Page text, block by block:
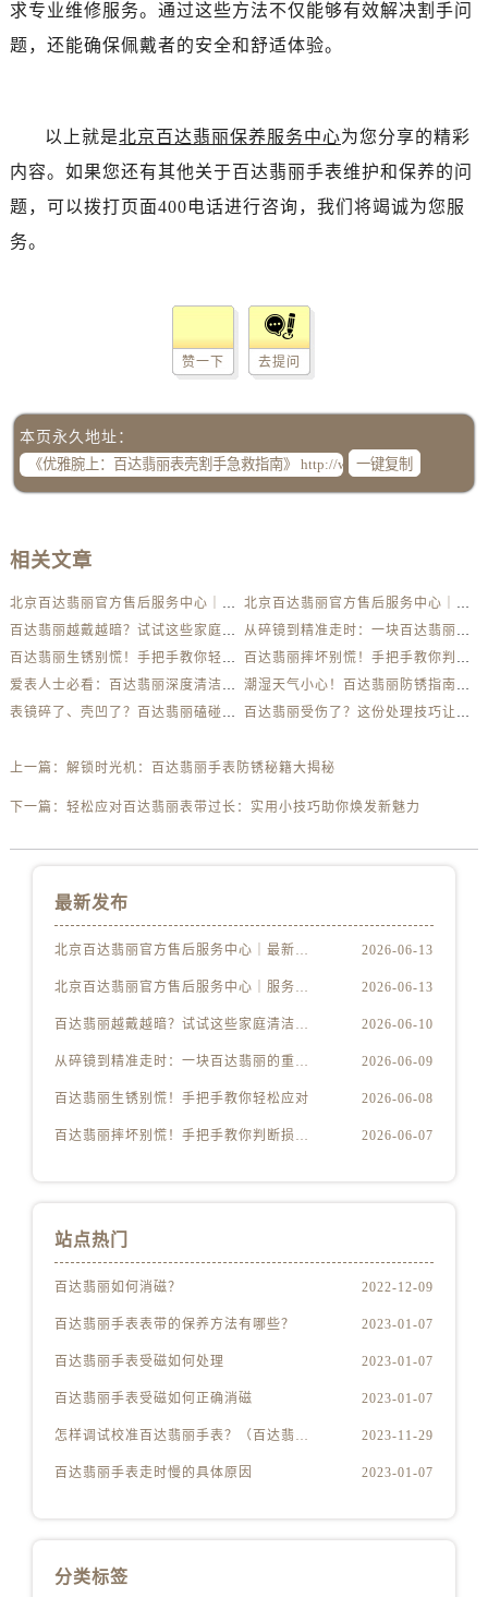
求专业维修服务。通过这些方法不仅能够有效解决割手问
题，还能确保佩戴者的安全和舒适体验。
以上就是北京百达翡丽保养服务中心为您分享的精彩
内容。如果您还有其他关于百达翡丽手表维护和保养的问
题，可以拨打页面400电话进行咨询，我们将竭诚为您服
务。
赞一下 去提问
本页永久地址：
一键复制
相关文章
北京百达翡丽官方售后服务中心｜最新电话及地址权威信息公示（2026年6月最新）
北京百达翡丽官方售后服务中心｜服务热线及办公地址权威信息公示（2026年6月最新）
百达翡丽越戴越暗？试试这些家庭清洁妙招
从碎镜到精准走时：一块百达翡丽的重生之路
百达翡丽生锈别慌！手把手教你轻松应对
百达翡丽摔坏别慌！手把手教你判断损伤程度
爱表人士必看：百达翡丽深度清洁与日常养护全解析
潮湿天气小心！百达翡丽防锈指南助你安心佩戴
表镜碎了、壳凹了？百达翡丽磕碰急救指南来了
百达翡丽受伤了？这份处理技巧让你省下大几千
上一篇： 解锁时光机：百达翡丽手表防锈秘籍大揭秘
下一篇： 轻松应对百达翡丽表带过长：实用小技巧助你焕发新魅力
最新发布
北京百达翡丽官方售后服务中心｜最新电话及地址权威信息公示（2026年6月最新） 2026-06-13
北京百达翡丽官方售后服务中心｜服务热线及办公地址权威信息公示（2026年6月最新） 2026-06-13
百达翡丽越戴越暗？试试这些家庭清洁妙招 2026-06-10
从碎镜到精准走时：一块百达翡丽的重生之路 2026-06-09
百达翡丽生锈别慌！手把手教你轻松应对 2026-06-08
百达翡丽摔坏别慌！手把手教你判断损伤程度 2026-06-07
站点热门
百达翡丽如何消磁？ 2022-12-09
百达翡丽手表表带的保养方法有哪些？ 2023-01-07
百达翡丽手表受磁如何处理 2023-01-07
百达翡丽手表受磁如何正确消磁 2023-01-07
怎样调试校准百达翡丽手表？（百达翡丽手表的调试校准方法） 2023-11-29
百达翡丽手表走时慢的具体原因 2023-01-07
分类标签